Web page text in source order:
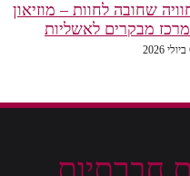
שחובה לחוות – מוזיאון
מבקרים לאשליות